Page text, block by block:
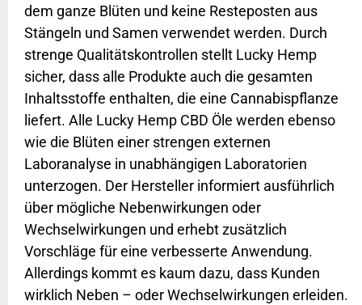
dem ganze Blüten und keine Resteposten aus
Stängeln und Samen verwendet werden. Durch
strenge Qualitätskontrollen stellt Lucky Hemp
sicher, dass alle Produkte auch die gesamten
Inhaltsstoffe enthalten, die eine Cannabispflanze
liefert. Alle Lucky Hemp CBD Öle werden ebenso
wie die Blüten einer strengen externen
Laboranalyse in unabhängigen Laboratorien
unterzogen. Der Hersteller informiert ausführlich
über mögliche Nebenwirkungen oder
Wechselwirkungen und erhebt zusätzlich
Vorschläge für eine verbesserte Anwendung.
Allerdings kommt es kaum dazu, dass Kunden
wirklich Neben – oder Wechselwirkungen erleiden.